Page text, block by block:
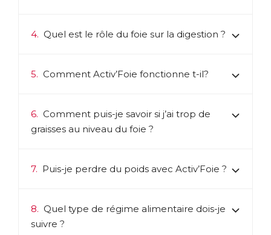
4. Quel est le rôle du foie sur la digestion ?
5. Comment Activ’Foie fonctionne t-il?
6. Comment puis-je savoir si j’ai trop de
graisses au niveau du foie ?
7. Puis-je perdre du poids avec Activ’Foie ?
8. Quel type de régime alimentaire dois-je
suivre ?